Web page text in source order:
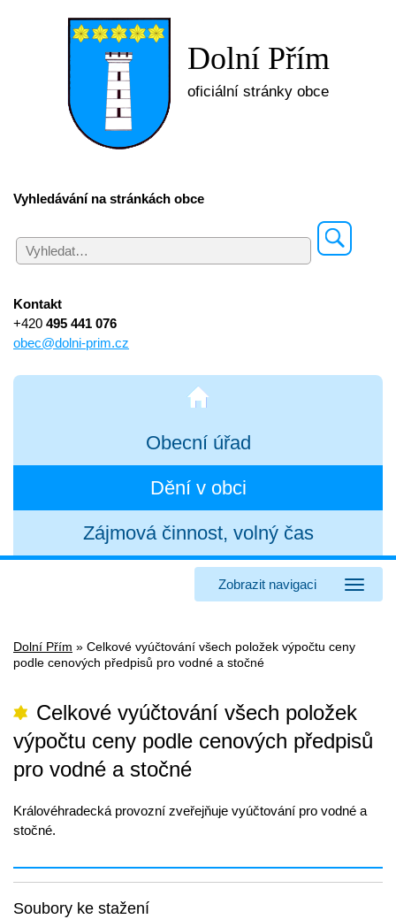
Dolní Přím
oficiální stránky obce
Vyhledávání na stránkách obce
Kontakt
+420 495 441 076
obec@dolni-prim.cz
Obecní úřad
Dění v obci
Zájmová činnost, volný čas
Zobrazit navigaci
Dolní Přím » Celkové vyúčtování všech položek výpočtu ceny
podle cenových předpisů pro vodné a stočné
Celkové vyúčtování všech položek
výpočtu ceny podle cenových předpisů
pro vodné a stočné
Královéhradecká provozní zveřejňuje vyúčtování pro vodné a
stočné.
Soubory ke stažení